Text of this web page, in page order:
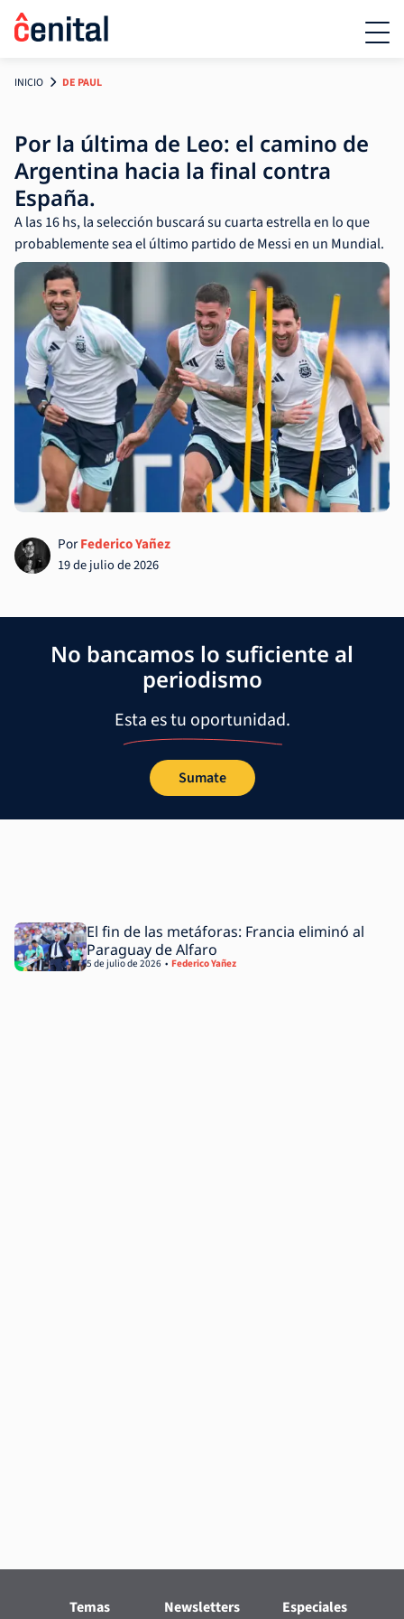
INICIO DE PAUL
Por la última de Leo: el camino de
Argentina hacia la final contra
España.
A las 16 hs, la selección buscará su cuarta estrella en lo que
probablemente sea el último partido de Messi en un Mundial.
PorFederico Yañez
19 de julio de 2026
No bancamos lo suficiente al
periodismo
Esta es tu oportunidad.
Sumate
El fin de las metáforas: Francia eliminó al
Paraguay de Alfaro
Federico Yañez
5 de julio de 2026
Temas Newsletters
Especiales